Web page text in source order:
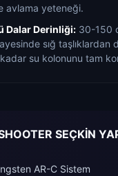
avlama yeteneği.
Dalar Derinliği: 30-150
sığ taşlıklardan
su kolonunu tam
SEÇKİN
AR-C Sistem